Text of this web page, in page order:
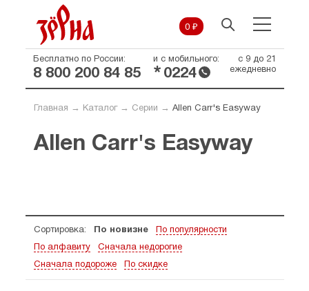
0 ₽
Бесплатно по России:
8 800 200 84 85
и с мобильного:
* 0224
с 9 до 21
ежедневно
Главная → Каталог→ Серии → Allen Carr's Easyway
Allen Carr's Easyway
Сортировка: По новизне По популярности
По алфавиту Сначала недорогие
Сначала подороже По скидке